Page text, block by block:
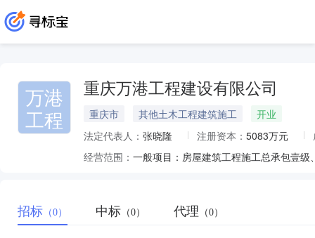
万港
工程
重庆万港工程建设有限公司
重庆市 其他土木工程建筑施工
开业
法定代表人： 张晓隆 注册资本： 5083万元
经营范围：
招标 （0） 中标 （0） 代理 （0）